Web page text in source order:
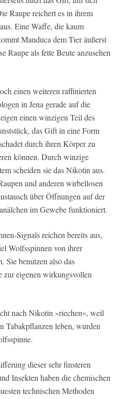
Raupe reichert es in ihrem
Eine Waffe, die kaum
Manduca dem Tier äußerst
Raupe als fette Beute anzusehen
einen weiteren raffinierten
in Jena gerade auf die
einen winzigen Teil des
das Gift in eine Form
durch ihren Körper zu
können. Durch winzige
scheiden sie das Nikotin aus.
und anderen wirbellosen
über Öffnungen auf der
im Gewebe funktioniert.
Signals reichen bereits aus,
Wolfsspinnen von ihrer
Sie benutzen also das
zur eigenen wirkungsvollen
nach Nikotin »riechen«, weil
Tabakpflanzen leben, wurden
dieser sehr finsteren
Insekten haben die chemischen
technischen Methoden